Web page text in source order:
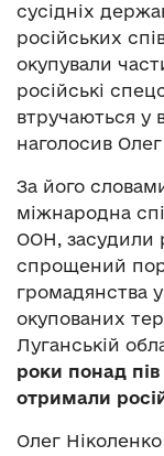
сусідніх
російських
окупували
російські
втручаються у
наголосив
За його
міжнародна
ООН, засудили
спрощений
громадянства
окупованих
Луганській
роки понад
отримали
Олег